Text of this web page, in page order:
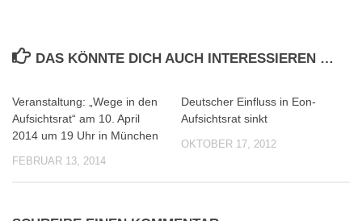
DAS KÖNNTE DICH AUCH INTERESSIEREN …
Veranstaltung: „Wege in den
Aufsichtsrat“ am 10. April
2014 um 19 Uhr in München
FEBRUAR 13, 2014
Deutscher Einfluss in Eon-
Aufsichtsrat sinkt
OKTOBER 17, 2012